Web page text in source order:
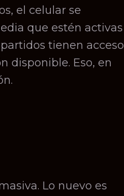
el celular se
que estén activas
tienen acceso
disponible. Eso, en
Lo nuevo es